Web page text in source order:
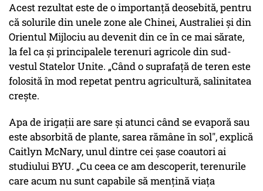
Acest rezultat este de o importanță deosebită, pentru
că solurile din unele zone ale Chinei, Australiei și din
Orientul Mijlociu au devenit din ce în ce mai sărate,
la fel ca și principalele terenuri agricole din sud-
vestul Statelor Unite. „Când o suprafață de teren este
folosită în mod repetat pentru agricultură, salinitatea
crește.
Apa de irigații are sare și atunci când se evaporă sau
este absorbită de plante, sarea rămâne în sol", explică
Caitlyn McNary, unul dintre cei șase coautori ai
studiului BYU. „Cu ceea ce am descoperit, terenurile
care acum nu sunt capabile să mențină viața